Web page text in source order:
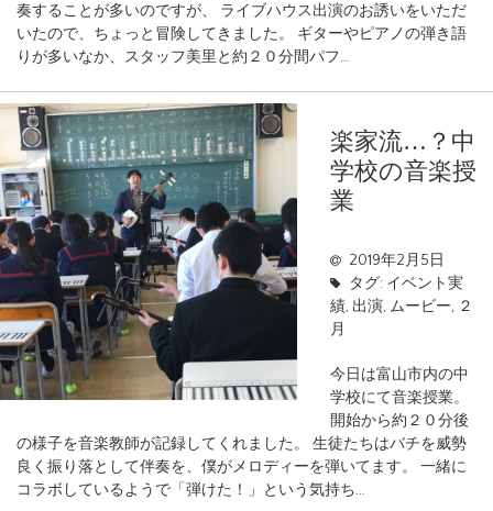
奏することが多いのですが、 ライブハウス出演のお誘いをいただ
いたので、ちょっと冒険してきました。 ギターやピアノの弾き語
りが多いなか、スタッフ美里と約２０分間パフ…
楽家流…？中
学校の音楽授
業
2019年2月5日
タグ: イベント実
績, 出演, ムービー, ２
月
今日は富山市内の中
学校にて音楽授業。
開始から約２０分後
の様子を音楽教師が記録してくれました。 生徒たちはバチを威勢
良く振り落として伴奏を、僕がメロディーを弾いてます。 一緒に
コラボしているようで「弾けた！」という気持ち…